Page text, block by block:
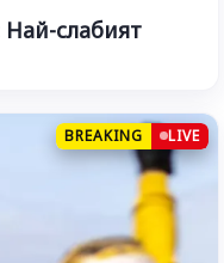
слабият
BREAKING LIVE